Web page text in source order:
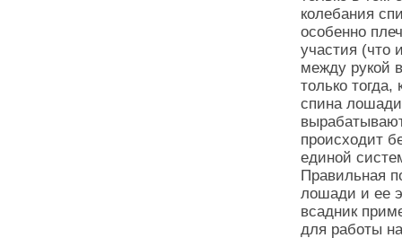
колебания
особенно
участия (что
между рукой
только тогда,
спина
происходит
единой
Правильная
лошади и ее
всадник
для работы